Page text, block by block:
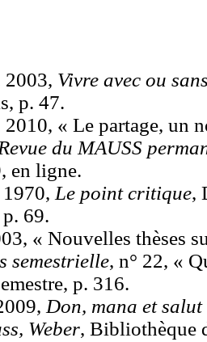
2003, Vivre avec ou
p. 47.
« Le partage, un
Revue du MAUSS
en ligne.
Le point critique,
69.
« Nouvelles thèses
semestrielle, n° 22, «
p. 316.
Don, mana et
Weber, Bibliothèque